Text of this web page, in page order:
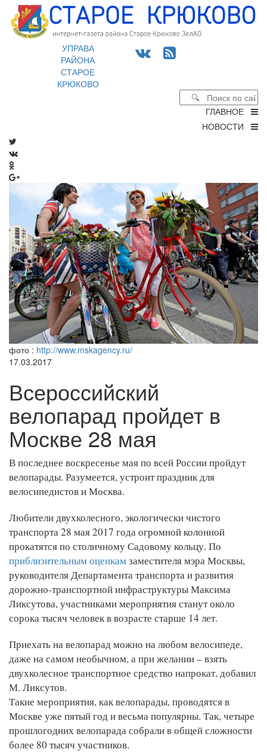
УПРАВА
РАЙОНА
СТАРОЕ
КРЮКОВО
ГЛАВНОЕ
НОВОСТИ
фото : http://www.mskagency.ru/
17.03.2017
Всероссийский
велопарад пройдет в
Москве 28 мая
В последнее воскресенье мая по всей России пройдут
велопарады. Разумеется, устроит праздник для
велосипедистов и Москва.
Любители двухколесного, экологически чистого
транспорта 28 мая 2017 года огромной колонной
прокатятся по столичному Садовому кольцу. По
приблизительным оценкамзаместителя мэра Москвы,
руководителя Департамента транспорта и развития
дорожно-транспортной инфраструктуры Максима
Ликсутова, участниками мероприятия станут около
сорока тысяч человек в возрасте старше 14 лет.
Приехать на велопарад можно на любом велосипеде,
даже на самом необычном, а при желании – взять
двухколесное транспортное средство напрокат, добавил
М. Ликсутов.
Такие мероприятия, как велопарады, проводятся в
Москве уже пятый год и весьма популярны. Так, четыре
прошлогодних велопарада собрали в общей сложности
более 80 тысяч участников.